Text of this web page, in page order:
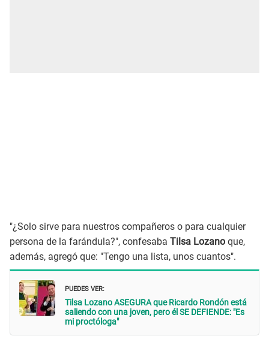
"¿Solo sirve para nuestros compañeros o para cualquier
persona de la farándula?", confesaba Tilsa Lozano que,
además, agregó que: "Tengo una lista, unos cuantos".
PUEDES VER:
Tilsa Lozano ASEGURA que Ricardo Rondón está
saliendo con una joven, pero él SE DEFIENDE: "Es
mi proctóloga"